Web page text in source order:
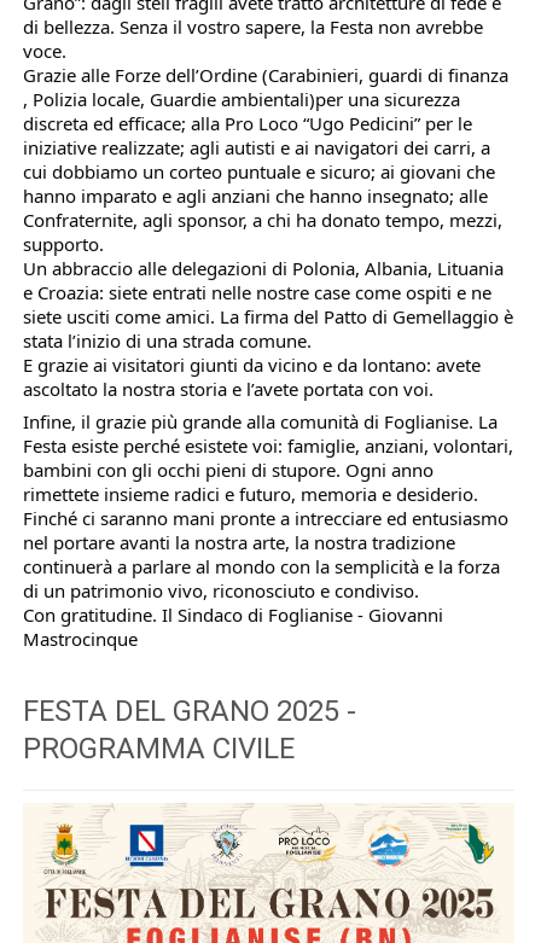
di bellezza. Senza il vostro sapere, la Festa non avrebbe
voce.
Grazie alle Forze dell’Ordine (Carabinieri, guardi di finanza
, Polizia locale, Guardie ambientali)per una sicurezza
discreta ed efficace; alla Pro Loco “Ugo Pedicini” per le
iniziative realizzate; agli autisti e ai navigatori dei carri, a
cui dobbiamo un corteo puntuale e sicuro; ai giovani che
hanno imparato e agli anziani che hanno insegnato; alle
Confraternite, agli sponsor, a chi ha donato tempo, mezzi,
supporto.
Un abbraccio alle delegazioni di Polonia, Albania, Lituania
e Croazia: siete entrati nelle nostre case come ospiti e ne
siete usciti come amici. La firma del Patto di Gemellaggio è
stata l’inizio di una strada comune.
E grazie ai visitatori giunti da vicino e da lontano: avete
ascoltato la nostra storia e l’avete portata con voi.
Infine, il grazie più grande alla comunità di Foglianise. La
Festa esiste perché esistete voi: famiglie, anziani, volontari,
bambini con gli occhi pieni di stupore. Ogni anno
rimettete insieme radici e futuro, memoria e desiderio.
Finché ci saranno mani pronte a intrecciare ed entusiasmo
nel portare avanti la nostra arte, la nostra tradizione
continuerà a parlare al mondo con la semplicità e la forza
di un patrimonio vivo, riconosciuto e condiviso.
Con gratitudine. Il Sindaco di Foglianise - Giovanni
Mastrocinque
FESTA DEL GRANO 2025 -
PROGRAMMA CIVILE